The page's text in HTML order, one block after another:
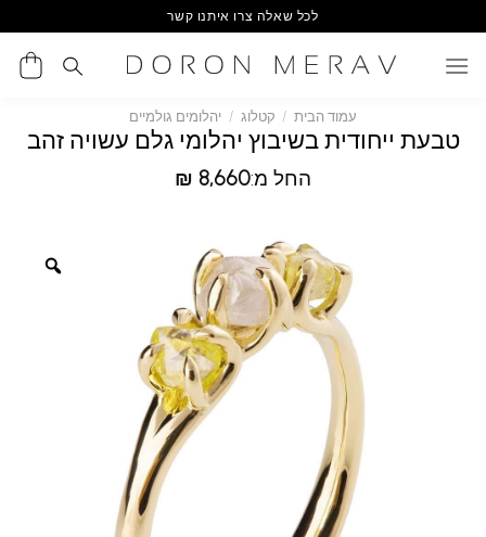
to
content
לכל שאלה צרו איתנו קשר
עמוד הבית / קטלוג / יהלומים גולמיים
טבעת ייחודית בשיבוץ יהלומי גלם עשויה זהב
החל מ: ₪ 8,660